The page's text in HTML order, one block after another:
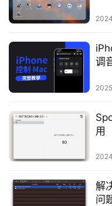
调
用
解
问